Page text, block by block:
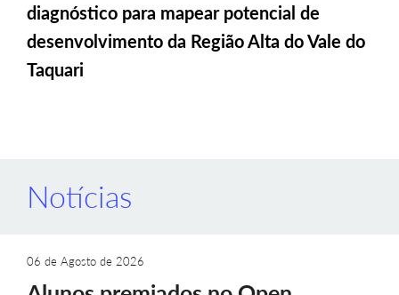
diagnóstico para mapear potencial de
desenvolvimento da Região Alta do Vale do
Taquari
Notícias
06 de Agosto de 2026